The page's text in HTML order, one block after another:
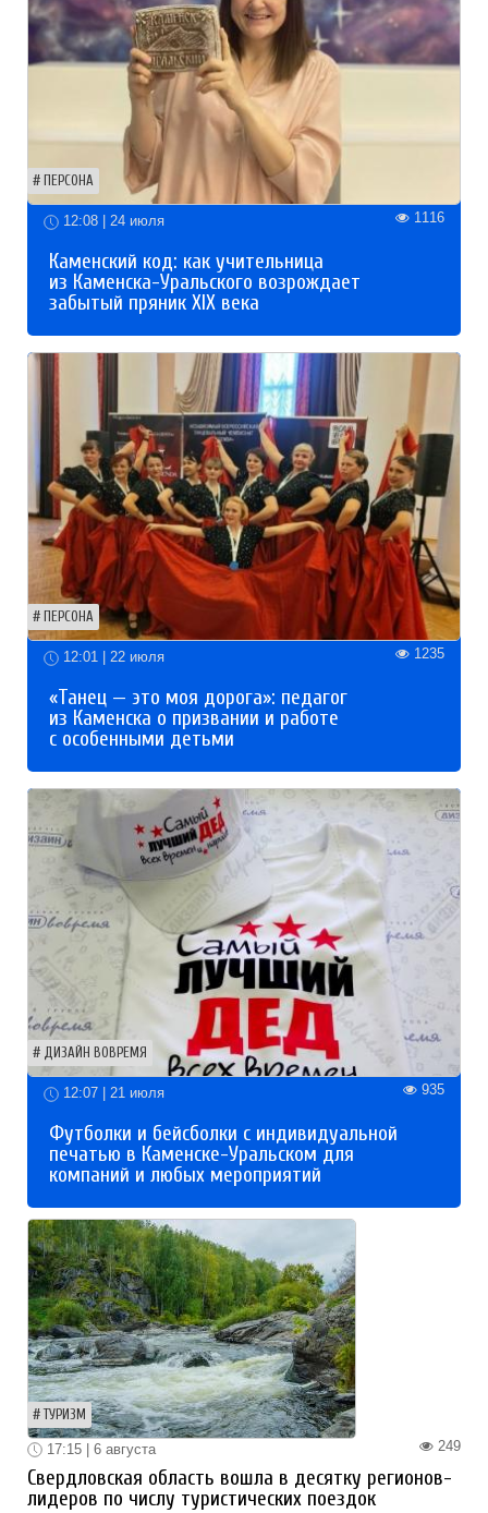
ПЕРСОНА
12:08 | 24 июля 1116
Каменский код: как учительница
из Каменска-Уральского возрождает
забытый пряник XIX века
ПЕРСОНА
12:01 | 22 июля 1235
«Танец — это моя дорога»: педагог
из Каменска о призвании и работе
с особенными детьми
ДИЗАЙН ВОВРЕМЯ
12:07 | 21 июля 935
Футболки и бейсболки с индивидуальной
печатью в Каменске-Уральском для
компаний и любых мероприятий
ТУРИЗМ
249
17:15 | 6 августа
Свердловская область вошла в десятку регионов-
лидеров по числу туристических поездок